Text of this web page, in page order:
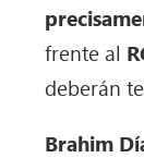
frente al
deberán
Brahim